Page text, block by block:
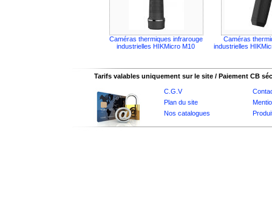
Caméras thermiques infrarouge
industrielles HIKMicro M10
Caméras
industrielles
Tarifs valables uniquement sur le site / Paiement CB
C.G.V
Plan du site
Nos catalogues